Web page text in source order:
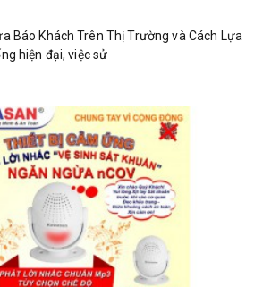
Báo Khách Trên Thị Trường và Cách Lựa
hiện đại, việc sử